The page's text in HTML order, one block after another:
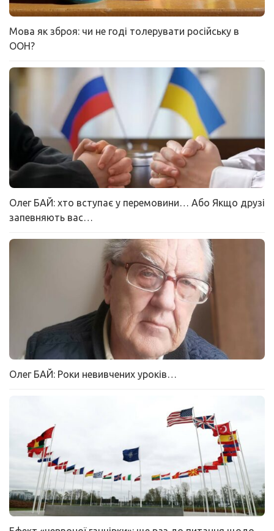
Мова як зброя: чи не годі толерувати російську в
ООН?
Олег БАЙ: хто вступає у перемовини… Або Якщо друзі
запевняють вас…
Олег БАЙ: Роки невивчених уроків…